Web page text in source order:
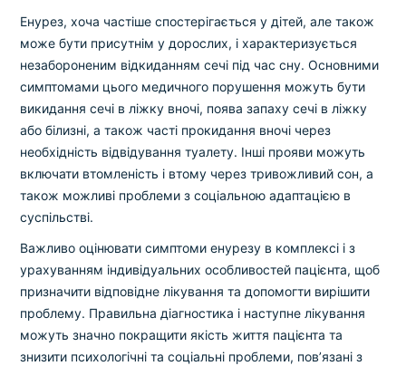
Енурез, хоча частіше спостерігається у дітей, але також
може бути присутнім у дорослих, і характеризується
незабороненим відкиданням сечі під час сну. Основними
симптомами цього медичного порушення можуть бути
викидання сечі в ліжку вночі, поява запаху сечі в ліжку
або білизні, а також часті прокидання вночі через
необхідність відвідування туалету. Інші прояви можуть
включати втомленість і втому через тривожливий сон, а
також можливі проблеми з соціальною адаптацією в
суспільстві.
Важливо оцінювати симптоми енурезу в комплексі і з
урахуванням індивідуальних особливостей пацієнта, щоб
призначити відповідне лікування та допомогти вирішити
проблему. Правильна діагностика і наступне лікування
можуть значно покращити якість життя пацієнта та
знизити психологічні та соціальні проблеми, пов’язані з